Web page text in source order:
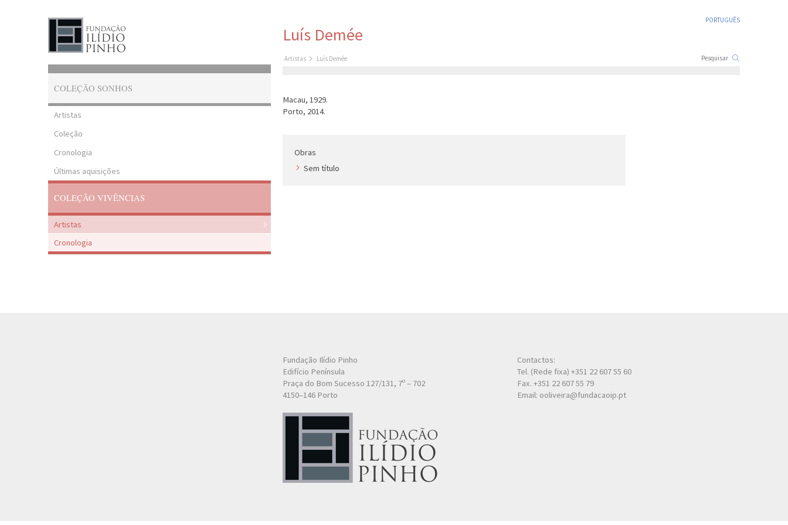
PORTUGUÊS
COLEÇÃO SONHOS
Artistas
Coleção
Cronologia
Últimas aquisições
COLEÇÃO VIVÊNCIAS
Artistas
Cronologia
Luís Demée
Artistas Luís Demée
Macau, 1929.
Porto, 2014.
Obras
Sem título
Fundação Ilídio Pinho
Edifício Península
Praça do Bom Sucesso 127/131, 7º – 702
4150–146 Porto
Contactos:
Tel. (Rede fixa) +351 22 607 55 60
Fax. +351 22 607 55 79
Email: ooliveira@fundacaoip.pt